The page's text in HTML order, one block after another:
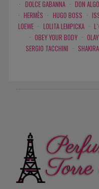
· DOLCE GABANNA · DON
· HERMÈS · HUGO BOSS ·
LOEWE · LOLITA LEMPICKA ·
· OBEY YOUR BODY · OLAY
SERGIO TACCHINI · SHAKIRA